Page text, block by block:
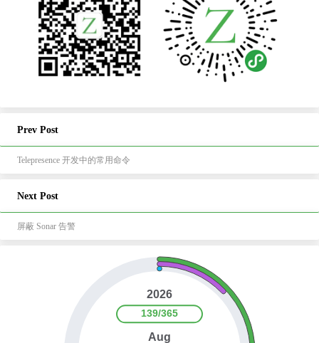
Prev Post
Telepresence 开发中的常用命令
Next Post
屏蔽 Sonar 告警